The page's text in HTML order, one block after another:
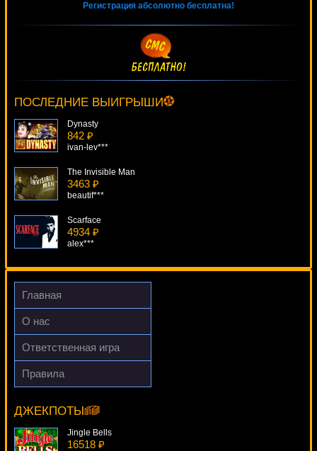
Регистрация абсолютно бесплатна!
ПОСЛЕДНИЕ ВЫИГРЫШИ
Cteb***
Dynasty
842 ₽
ivan-lev***
The Invisible Man
3463 ₽
beautif***
Scarface
4934 ₽
alex***
Captain Cash.
4315 ₽
Root77***
Главная
О нас
Ответственная игра
Правила
ДЖЕКПОТЫ
Sugarpop
beautif***
Jingle Bells
16518 ₽